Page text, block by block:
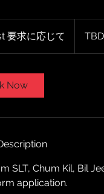
要求に応じて TBD
Now
SLT, Chum Kil, Bil
application.